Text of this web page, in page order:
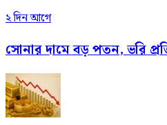
২ দিন আগে
সোনার দামে বড় পতন, ভরি